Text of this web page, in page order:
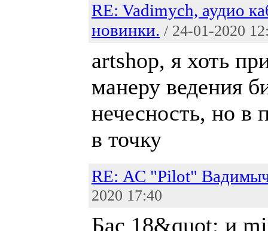
RE: Vadimych, аудио
новинки. / 24-01-2020
artshop, я хоть
манеру ведения
нечесность, но в
в точку
RE: АС "Pilot"
2020 17:40
Бас 18&quot; и